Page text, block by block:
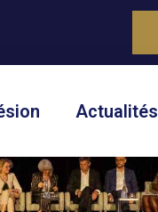
Actualités